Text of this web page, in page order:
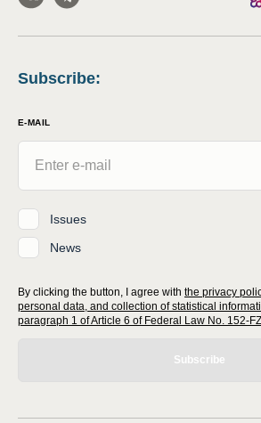
Subscribe:
E-MAIL
Issues
News
By clicking the button, I agree with the privacy
personal data, and collection of statistical
paragraph 1 of Article 6 of Federal Law No. 152-
Subscribe